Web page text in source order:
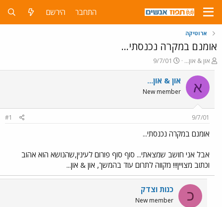
התחבר הירשם
ארוטיקה
אומנם במקרה נכנסתי...
פ
ו
ת
ח
ה
ש
א
און & און...
פ
ו
ר
ס
ם
ר
9/7/01
א און & און...
New member
9/7/01
#1
אומנם במקרה נכנסתי...
אבל אני חושב שמצאתי... סוף סוף פורום לעינין,שהנושא הוא אהוב
וכתוב מצויין!!! מקווה לתרום עוד בהמשך, און & און...
כ כנות וצדק
New member